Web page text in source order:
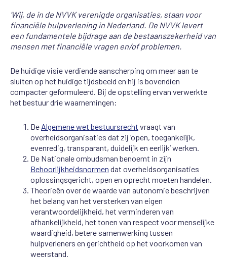
'Wij, de in de NVVK verenigde organisaties, staan voor
financiële hulpverlening in Nederland. De NVVK levert
een fundamentele bijdrage aan de bestaanszekerheid van
mensen met financiële vragen en/of problemen.
De huidige visie verdiende aanscherping om meer aan te
sluiten op het huidige tijdsbeeld en hij is bovendien
compacter geformuleerd. Bij de opstelling ervan verwerkte
het bestuur drie waarnemingen:
De Algemene wet bestuursrecht vraagt van
overheidsorganisaties dat zij ‘open, toegankelijk,
evenredig, transparant, duidelijk en eerlijk’ werken.
De Nationale ombudsman benoemt in zijn
Behoorlijkheidsnormen dat overheidsorganisaties
oplossingsgericht, open en oprecht moeten handelen.
Theorieën over de waarde van autonomie beschrijven
het belang van het versterken van eigen
verantwoordelijkheid, het verminderen van
afhankelijkheid, het tonen van respect voor menselijke
waardigheid, betere samenwerking tussen
hulpverleners en gerichtheid op het voorkomen van
weerstand.